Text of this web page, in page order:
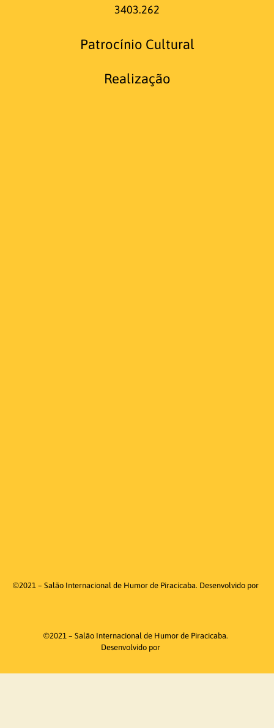
3403.262
Patrocínio Cultural
Realização
©2021 – Salão Internacional de Humor de Piracicaba. Desenvolvido por
©2021 – Salão Internacional de Humor de Piracicaba.
Desenvolvido por